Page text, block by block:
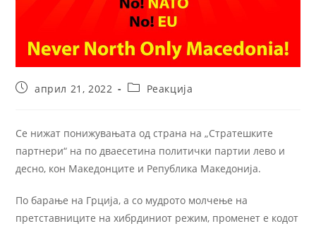
април 21, 2022 Реакција
Се нижат понижувањата од страна на „Стратешките
партнери“ на по дваесетина политички партии лево и
десно, кон Македонците и Република Македонија.
По барање на Грција, а со мудрото молчење на
претставниците на хибрдиниот режим, променет е кодот